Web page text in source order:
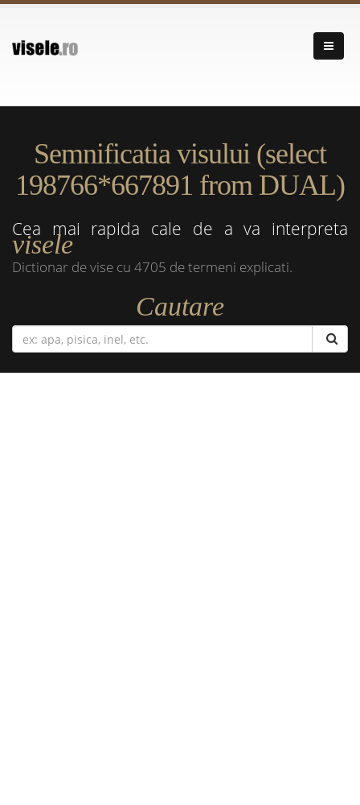
Semnificatia visului (select
198766*667891 from DUAL)
Cea mai rapida cale de a va interpreta
visele
Dictionar de vise cu 4705 de termeni explicati.
Cautare